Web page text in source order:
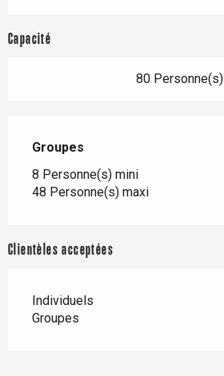
Capacité
80 Personne(s)
Groupes
Groupes
8 Personne(s) mini
48 Personne(s) maxi
Clientèles acceptées
Individuels
Groupes